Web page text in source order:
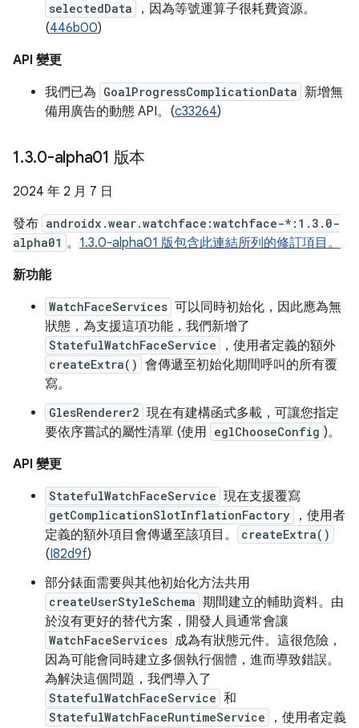
selectedData
，因為等號運算子很耗費資源。
(446b00)
API 變更
我們已為 GoalProgressComplicationData 新增無
備用廣告的動態 API。(c33264)
1.3.0-alpha01 版本
2024 年 2 月 7 日
發布 androidx.wear.watchface:watchface-*:1.3.0-
alpha01 。 1.3.0-alpha01 版包含此連結所列的修訂項目。
新功能
WatchFaceServices 可以同時初始化，因此應為無
狀態，為支援這項功能，我們新增了
StatefulWatchFaceService ，使用者定義的額外
createExtra() 會傳遞至初始化期間呼叫的所有覆
寫。
GlesRenderer2 現在有建構函式多載，可讓您指定
要依序嘗試的屬性清單 (使用 eglChooseConfig )。
API 變更
StatefulWatchFaceService 現在支援覆寫
getComplicationSlotInflationFactory
，使用者
定義的額外項目會傳遞至該項目。
createExtra()
(I82d9f)
部分錶面需要與其他初始化方法共用
createUserStyleSchema 期間建立的輔助資料。由
於沒有更好的替代方案，開發人員通常會讓
WatchFaceServices 成為有狀態元件。這很危險，
因為可能會同時建立多個執行個體，進而導致錯誤。
為解決這個問題，我們導入了
StatefulWatchFaceService 和
StatefulWatchFaceRuntimeService
，使用者定義